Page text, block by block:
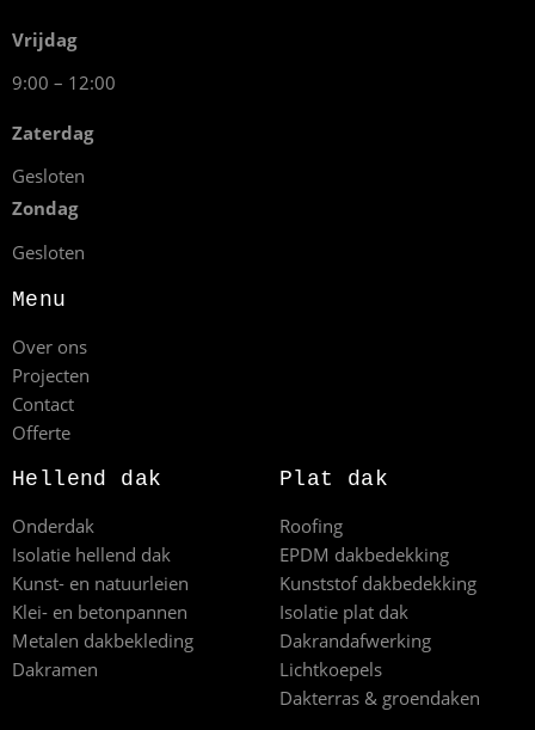
Vrijdag
9:00 – 12:00
Zaterdag
Gesloten
Zondag
Gesloten
Menu
Over ons
Projecten
Contact
Offerte
Hellend dak
Onderdak
Isolatie hellend dak
Kunst- en natuurleien
Klei- en betonpannen
Metalen dakbekleding
Dakramen
Plat dak
Roofing
EPDM dakbedekking
Kunststof dakbedekking
Isolatie plat dak
Dakrandafwerking
Lichtkoepels
Dakterras & groendaken